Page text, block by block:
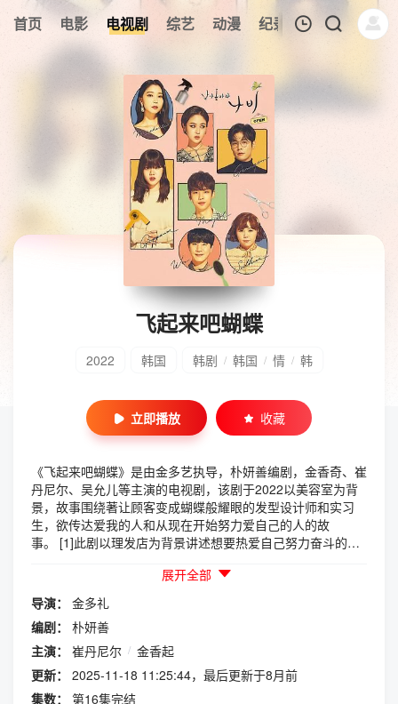
首页 电影 电视剧 综艺 动漫 纪录片 午夜剧场
暂无观看影片的记录
飞起来吧蝴蝶
2022 韩国 韩剧 / 韩国 / 情 / 韩
立即播放 收藏
《飞起来吧蝴蝶》是由金多艺执导，朴妍善编剧，金香奇、崔
丹尼尔、吴允儿等主演的电视剧，该剧于2022以美容室为背
景，故事围绕著让顾客变成蝴蝶般耀眼的发型设计师和实习
生，欲传达爱我的人和从现在开始努力爱自己的人的故
事。 [1]此剧以理发店为背景讲述想要热爱自己努力奋斗的职
蝶”理发店里实习的20代初半高兴一角。她是实习生中最年幼
的人，早早地放弃学业，在美容业里努力打拼奋斗已有5年时
间，虽然是个预备理发师但是不擅长社会生活，是个小心谨慎
的人。此剧以理发店为背景讲述想要热爱自己努力奋斗的职场
人们的故事。 [3] 金香起将饰演最年轻但最资深的实习生，和
另外三位实习生，朴柾佑、文太裕与金佳熙，组成「实习生四
人帮」。带领实习生展翅而飞的「专业设计师三人帮」即由崔
展开全部
导演：
金多礼
编剧：
朴妍善
主演：
崔丹尼尔 / 金香起
更新：
2025-11-18 11:25:44，最后更新于8月前
集数：
第16集完结